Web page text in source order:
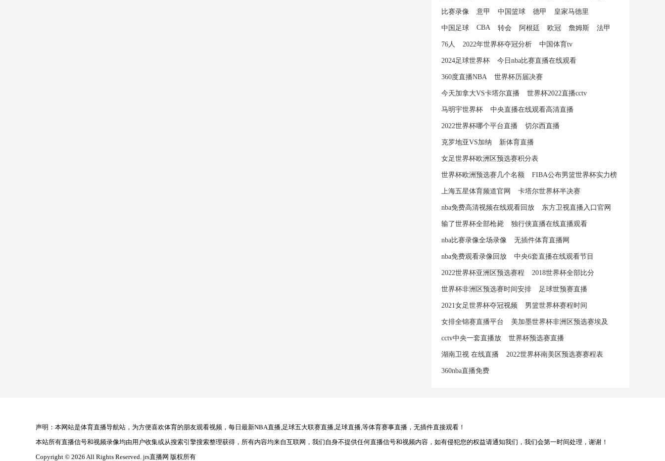
比赛录像 意甲 中国篮球 德甲 皇家马德里
中国足球 CBA 转会 阿根廷 欧冠 詹姆斯 法甲
76人 2022年世界杯夺冠分析 中国体育tv
2024足球世界杯 今日nba比赛直播在线观看
360度直播NBA 世界杯历届决赛
今天加拿大VS卡塔尔直播 世界杯2022直播cctv
马明宇世界杯 中央直播在线观看高清直播
2022世界杯哪个平台直播 切尔西直播
克罗地亚VS加纳 新体育直播
女足世界杯欧洲区预选赛积分表
世界杯欧洲预选赛几个名额 FIBA公布男篮世界杯实力榜
上海五星体育频道官网 卡塔尔世界杯半决赛
nba免费高清视频在线观看回放 东方卫视直播入口官网
输了世界杯全部枪毙 独行侠直播在线直播观看
nba比赛录像全场录像 无插件体育直播网
nba免费观看录像回放 中央6套直播在线观看节目
2022世界杯亚洲区预选赛程 2018世界杯全部比分
世界杯非洲区预选赛时间安排 足球世预赛直播
2021女足世界杯夺冠视频 男篮世界杯赛程时间
女排全锦赛直播平台 美加墨世界杯非洲区预选赛埃及
cctv中央一套直播放 世界杯预选赛直播
湖南卫视 在线直播 2022世界杯南美区预选赛赛程表
360nba直播免费
声明：本网站是体育直播导航站，为方便喜欢体育的朋友观看视频，每日最新NBA直播,足球五大联赛直播,足球直播,等体育赛事直播，无插件直接观看！
本站所有直播信号和视频录像均由用户收集或从搜索引擎搜索整理获得，所有内容均来自互联网，我们自身不提供任何直播信号和视频内容，如有侵犯您的权益请通知我们，我们会第一时间处理，谢谢！
Copyright © 2026 All Rights Reserved. jrs直播网 版权所有